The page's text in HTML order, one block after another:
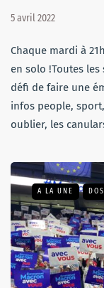
5 avril 2022
Chaque mardi à
en solo !Toutes les
défi de faire une
infos people,
oublier, les
A LA UNE